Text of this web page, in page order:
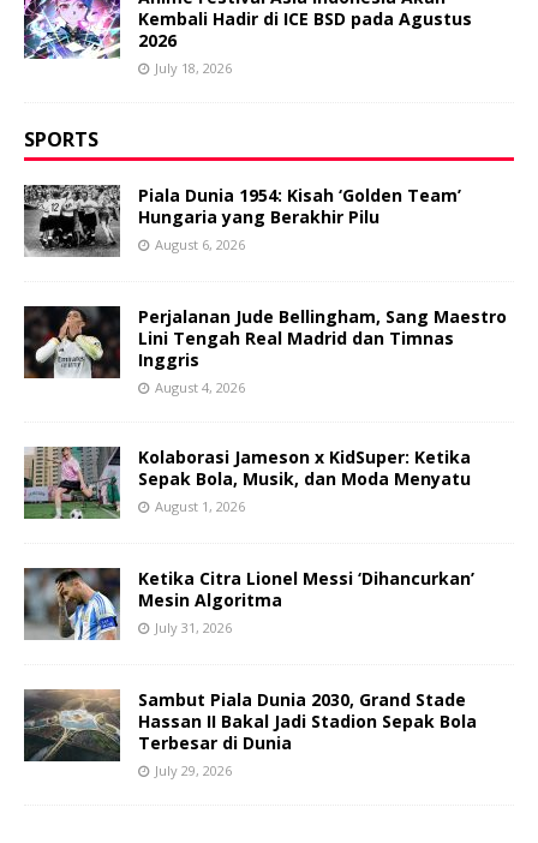
Kembali Hadir di ICE BSD pada Agustus
2026
July 18, 2026
SPORTS
Piala Dunia 1954: Kisah ‘Golden Team’
Hungaria yang Berakhir Pilu
August 6, 2026
Perjalanan Jude Bellingham, Sang Maestro
Lini Tengah Real Madrid dan Timnas
Inggris
August 4, 2026
Kolaborasi Jameson x KidSuper: Ketika
Sepak Bola, Musik, dan Moda Menyatu
August 1, 2026
Ketika Citra Lionel Messi ‘Dihancurkan’
Mesin Algoritma
July 31, 2026
Sambut Piala Dunia 2030, Grand Stade
Hassan II Bakal Jadi Stadion Sepak Bola
Terbesar di Dunia
July 29, 2026